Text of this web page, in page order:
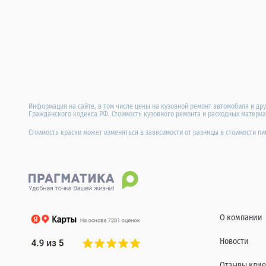
Информация на сайте, в том числе цены на кузовной ремонт автомобиля и
Гражданского кодекса РФ. Стоимость кузовного ремонта и расходных
Стоимость краски может изменяться в зависимости от разницы в стоимости
О компании
Новости